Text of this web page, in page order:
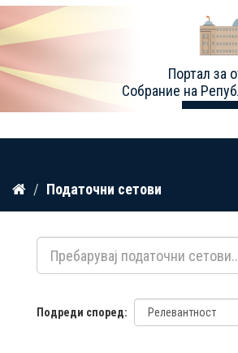
Прескокнете
содржина
Портал за
Собрание на
Податочни сетови
Подреди според